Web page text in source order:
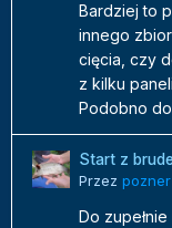
Bardziej to
innego
cięcia, czy
z kilku
Podobno
Start z
Przez pozner
Do